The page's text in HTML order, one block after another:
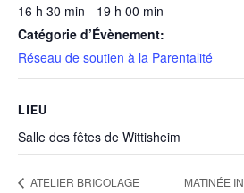
16 h 30 min - 19 h 00 min
Catégorie d’Évènement:
Réseau de soutien à la Parentalité
LIEU
Salle des fêtes de Wittisheim
ATELIER BRICOLAGE MATINÉE